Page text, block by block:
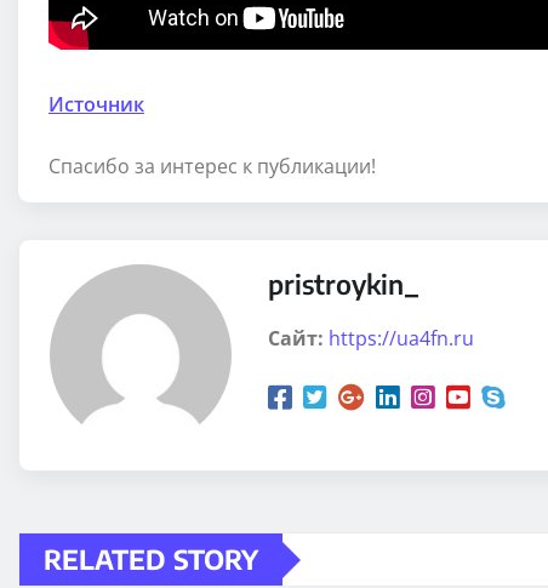
Источник
Спасибо за интерес к публикации!
pristroykin_
Сайт: https://ua4fn.ru
RELATED STORY